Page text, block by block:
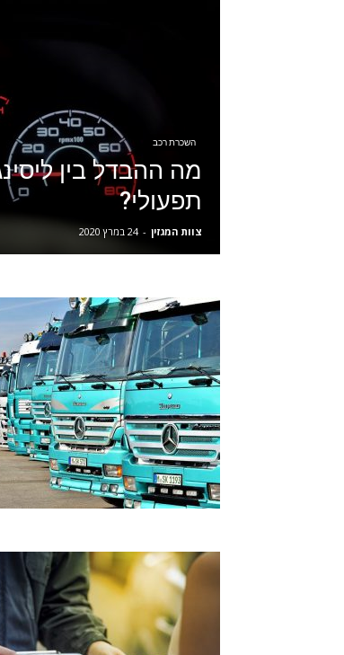
השכרת רכב
מה ההבדל בין
תפעולי?
צוות המגזין - 24 במרץ 2020